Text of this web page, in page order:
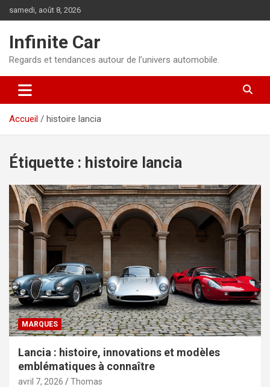
au
samedi, août 8, 2026
Infinite Car
Regards et tendances autour de l’univers automobile.
Accueil histoire lancia
Étiquette : histoire lancia
MARQUES
Lancia : histoire, innovations et modèles
emblématiques à connaître
avril 7, 2026 Thomas